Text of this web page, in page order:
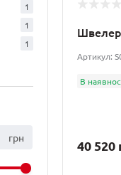
1
1
1
грн
Швелер
Артикул:
В
40 520